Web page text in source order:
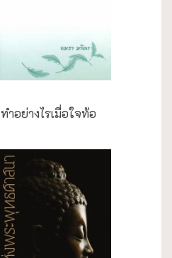
ทำอย่างไรเมื่อใจท้อ